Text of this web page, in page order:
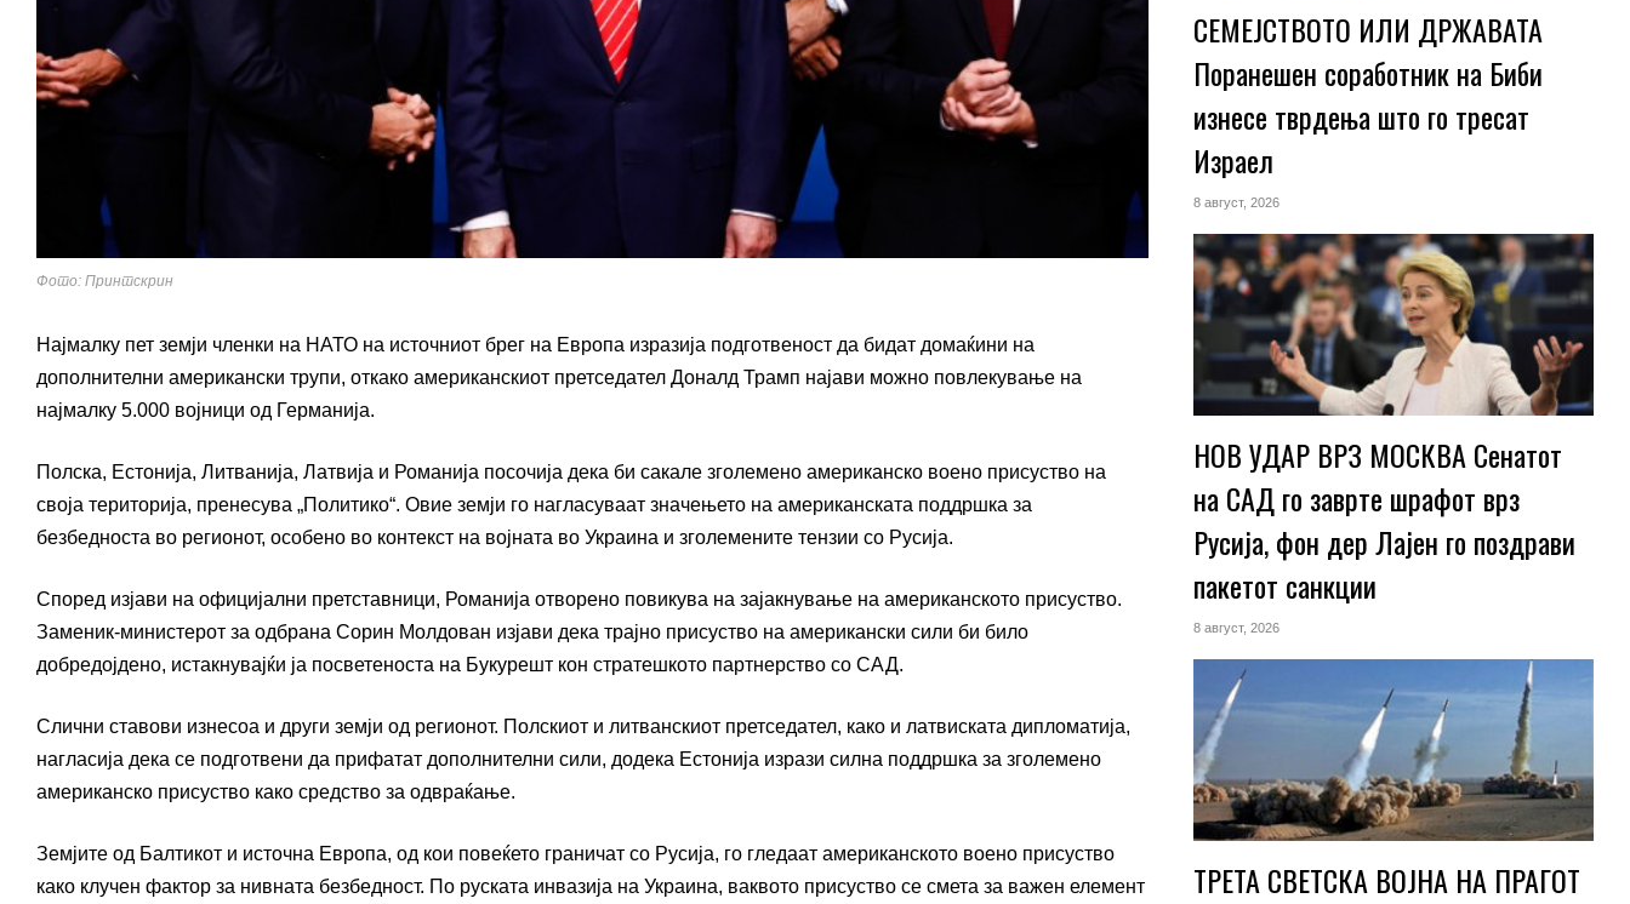
Фото: Принтскрин
Најмалку пет земји членки на НАТО на источниот брег на Европа изразија подготвеност да бидат домаќини на
дополнителни американски трупи, откако американскиот претседател Доналд Трамп најави можно повлекување на
најмалку 5.000 војници од Германија.
Полска, Естонија, Литванија, Латвија и Романија посочија дека би сакале зголемено американско воено присуство на
своја територија, пренесува „Политико“. Овие земји го нагласуваат значењето на американската поддршка за
безбедноста во регионот, особено во контекст на војната во Украина и зголемените тензии со Русија.
Според изјави на официјални претставници, Романија отворено повикува на зајакнување на американското присуство.
Заменик-министерот за одбрана Сорин Молдован изјави дека трајно присуство на американски сили би било
добредојдено, истакнувајќи ја посветеноста на Букурешт кон стратешкото партнерство со САД.
Слични ставови изнесоа и други земји од регионот. Полскиот и литванскиот претседател, како и латвиската дипломатија,
нагласија дека се подготвени да прифатат дополнителни сили, додека Естонија изрази силна поддршка за зголемено
американско присуство како средство за одвраќање.
Земјите од Балтикот и источна Европа, од кои повеќето граничат со Русија, го гледаат американското воено присуство
како клучен фактор за нивната безбедност. По руската инвазија на Украина, ваквото присуство се смета за важен елемент
СЕМЕЈСТВОТО ИЛИ ДРЖАВАТА
Поранешен соработник на Биби
изнесе тврдења што го тресат
Израел
8 август, 2026
НОВ УДАР ВРЗ МОСКВА Сенатот
на САД го заврте шрафот врз
Русија, фон дер Лајен го поздрави
пакетот санкции
8 август, 2026
ТРЕТА СВЕТСКА ВОЈНА НА ПРАГОТ